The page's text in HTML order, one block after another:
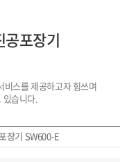
포장기
비스를 제공하고자 힘쓰며
있습니다.
장기 SW600-E